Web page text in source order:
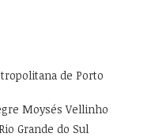
de Porto
Moysés Vellinho
Grande do Sul